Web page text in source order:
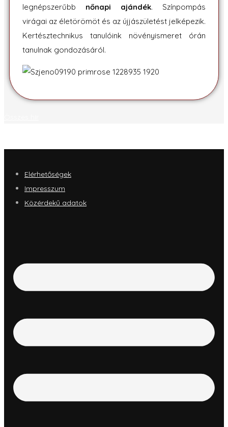
legnépszerűbb nőnapi ajándék. Színpompás
virágai az életörömöt és az újjászületést jelképezik.
Kertésztechnikus tanulóink növényismeret órán
tanulnak gondozásáról.
Elérhetőségek
Impresszum
Közérdekű adatok